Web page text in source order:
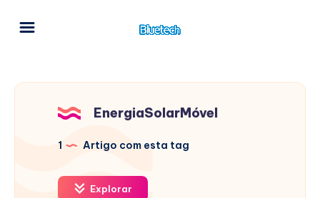
EnergiaSolarMóvel
1 Artigo com esta tag
Explorar